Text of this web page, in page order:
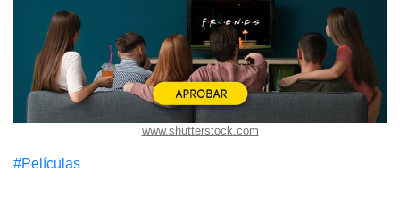
www.shutterstock.com
#Películas